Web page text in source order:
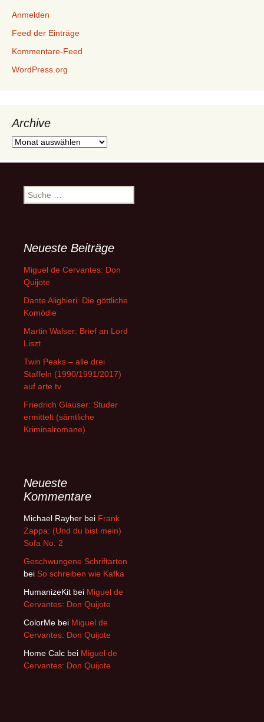
Anmelden
Feed der Einträge
Kommentare-Feed
WordPress.org
Archive
Archive
Suche
nach:
Neueste Beiträge
Miguel de Cervantes: Don
Quijote
Dante Alighieri: Die göttliche
Komödie
Martin Walser: Brief an Lord
Liszt
Twin Peaks – alle drei
Staffeln (1990/1991/2017)
auf arte.tv
Friedrich Glauser: Studer
ermittelt (sämtliche
Kriminalromane)
Neueste
Kommentare
Michael Rayher bei Frank
Zappa: (Und du bist mein)
Sofa No. 2
Geschwungene Schriftarten
bei So schreiben wie Kafka
HumanizeKit bei Miguel de
Cervantes: Don Quijote
ColorMe bei Miguel de
Cervantes: Don Quijote
Home Calc bei Miguel de
Cervantes: Don Quijote